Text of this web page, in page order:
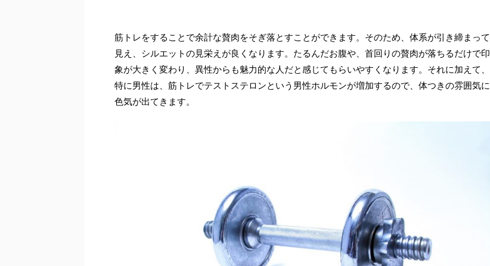
筋トレをすることで余計な贅肉をそぎ落とすことができます。そのため、体系が引き締まって
見え、シルエットの見栄えが良くなります。たるんだお腹や、首回りの贅肉が落ちるだけで印
象が大きく変わり、異性からも魅力的な人だと感じてもらいやすくなります。それに加えて、
特に男性は、筋トレでテストステロンという男性ホルモンが増加するので、体つきの雰囲気に
色気が出てきます。